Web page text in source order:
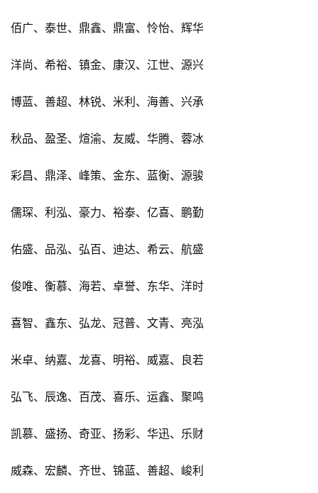
佰广、泰世、鼎鑫、鼎富、怜怡、辉华
洋尚、希裕、镇金、康汉、江世、源兴
博蓝、善超、林锐、米利、海善、兴承
秋品、盈圣、煊渝、友威、华腾、蓉冰
彩昌、鼎泽、峰策、金东、蓝衡、源骏
儒琛、利泓、豪力、裕泰、亿喜、鹏勤
佑盛、品泓、弘百、迪达、希云、航盛
俊唯、衡慕、海若、卓誉、东华、洋时
喜智、鑫东、弘龙、冠普、文青、亮泓
米卓、纳嘉、龙喜、明裕、威嘉、良若
弘飞、辰逸、百茂、喜乐、运鑫、聚鸣
凯慕、盛扬、奇亚、扬彩、华迅、乐财
威森、宏麟、齐世、锦蓝、善超、峻利